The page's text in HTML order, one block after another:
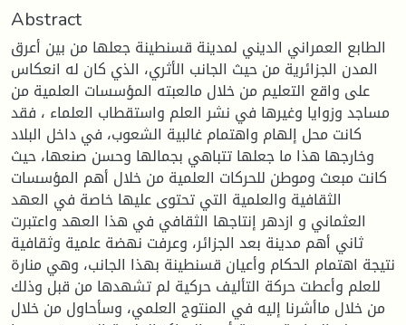
Abstract
الطابع العمراني الديني لمدينة قسنطينة جعلها من بين أعرق
المدن الجزائرية من حيث الجانب الأثري، الذي كان له انعكاس
على واقع التعليم من خلال مالعبته المؤسسات العلمية من
مساجد وزوايا وغيرها في نشر العلم واستقطاب العلماء ، فقد
كانت محل إلهام واهتمام غالبية الشعوب، في داخل البلاد
وخارجها هذا ما جعلها تتباهي بجمالها وحسن صنعها، حيث
كانت مبعث وموطن للحركات العلمية من خلال أهم المؤسسات
الثقافية والعلمية التي تحتوى عليها خاصة في العهد
العثماني و ازدهر إنتاجها الثقافي في هذا العهد واعتبرت
ثاني أهم مدينة بعد الجزائر، وعرفت نهضة علمية وثقافية
نتيجة اهتمام الحكام وأعيان قسنطينة بهذا الجانب، وهي منارة
للعلم وأعطت حركة التأليف حركية لم تشهدها من قبل وذلك
من خلال ماأشرنا إليه في المنتوج العلمي، وسأحاول من خلال